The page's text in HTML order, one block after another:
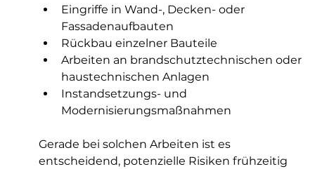
Eingriffe in Wand-, Decken- oder
Fassadenaufbauten
Rückbau einzelner Bauteile
Arbeiten an brandschutztechnischen oder
haustechnischen Anlagen
Instandsetzungs- und
Modernisierungsmaßnahmen
Gerade bei solchen Arbeiten ist es
entscheidend, potenzielle Risiken frühzeitig